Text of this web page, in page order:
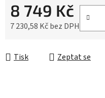
8 749 Kč
7 230,58 Kč bez DPH
Tisk Zeptat se